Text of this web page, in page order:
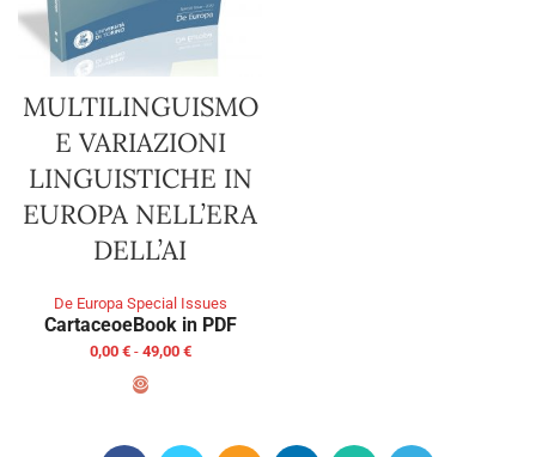
MULTILINGUISMO
E VARIAZIONI
LINGUISTICHE IN
EUROPA NELL’ERA
DELL’AI
De Europa Special Issues
CartaceoeBook in PDF
0,00 € - 49,00 €